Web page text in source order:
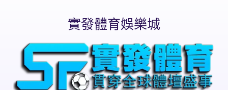
實發體育娛樂城